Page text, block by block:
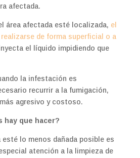
afectada.
área afectada esté localizada, el
de forma superficial o a
el líquido impidiendo que
la infestación es
recurrir a la fumigación,
agresivo y costoso.
hay que hacer?
esté lo menos dañada posible es
atención a la limpieza de